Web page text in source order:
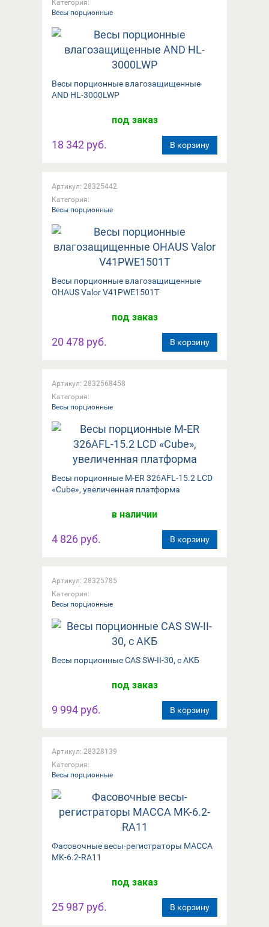
Категория:
Весы порционные
Вeсы порционные влагозащищенные
AND HL-3000LWP
под заказ
18 342 руб. В корзину
Артикул: 28325442
Категория:
Весы порционные
Весы порционные влагозащищенные
OHAUS Valor V41PWE1501T
под заказ
20 478 руб. В корзину
Артикул: 2832568458
Категория:
Весы порционные
Весы порционные M-ER 326AFL-15.2 LCD
«Cube», увеличенная платформа
в наличии
4 826 руб. В корзину
Артикул: 28325785
Категория:
Весы порционные
Весы порционные CAS SW-II-30, с АКБ
под заказ
9 994 руб. В корзину
Артикул: 28328139
Категория:
Весы порционные
Фасовочные весы-регистраторы МАССА
MK-6.2-RA11
под заказ
25 987 руб. В корзину